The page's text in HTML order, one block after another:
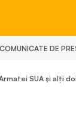
COMUNICATE DE
SUA și alți